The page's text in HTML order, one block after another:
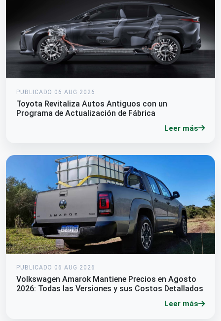
PUBLICADO 06 AUG 2026
Toyota Revitaliza Autos Antiguos con un
Programa de Actualización de Fábrica
Leer más
PUBLICADO 06 AUG 2026
Volkswagen Amarok Mantiene Precios en Agosto
2026: Todas las Versiones y sus Costos Detallados
Leer más